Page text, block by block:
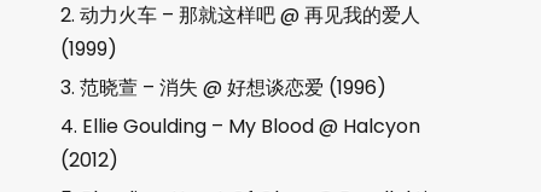
动力火车 – 那就这样吧 @ 再见我的爱人
(1999)
范晓萱 – 消失 @ 好想谈恋爱 (1996)
Ellie Goulding – My Blood @ Halcyon
(2012)